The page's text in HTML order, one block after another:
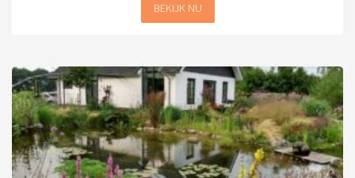
BEKIJK NU